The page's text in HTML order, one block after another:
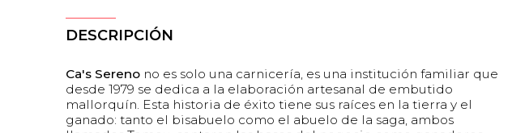
DESCRIPCIÓN
Ca's Serenono es solo una carnicería, es una institución familiar que
desde 1979 se dedica a la elaboración artesanal de embutido
mallorquín. Esta historia de éxito tiene sus raíces en la tierra y el
ganado: tanto el bisabuelo como el abuelo de la saga, ambos